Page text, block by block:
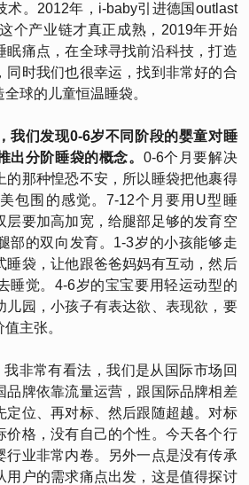
术。2012年，i-baby引进德国outlast
个产业链才真正成熟，2019年开始
眠痛点，在全球寻找前沿科技，打造
同时我们也很幸运，找到非常好的合
球的儿童恒温睡袋。
我们发现0-6岁不同阶段的婴童对睡
出分阶睡袋的概念。 0-6个月要解决
的那种惶恐不安，所以睡袋把他裹得
包围的感觉。7-12个月要用U型睡
层要加高加宽，给腿部足够的发育空
部的双向发育。1-3岁的小孩能够走
睡袋，让他跟爸爸妈妈有互动，然后
睡觉。4-6岁的宝宝要用轻运动型的
儿园，小孩子有表达欲、表现欲，要
主张。
我非常有看法，我们是从国际市场回
品牌依靠流量运营，跟国际品牌相差
定位、再对标、然后跟随超越。对标
价格，没有自己的个性。今天各个行
行业非常内卷。另外一点是没有传承
用户的需求痛点出发，这是值得探讨